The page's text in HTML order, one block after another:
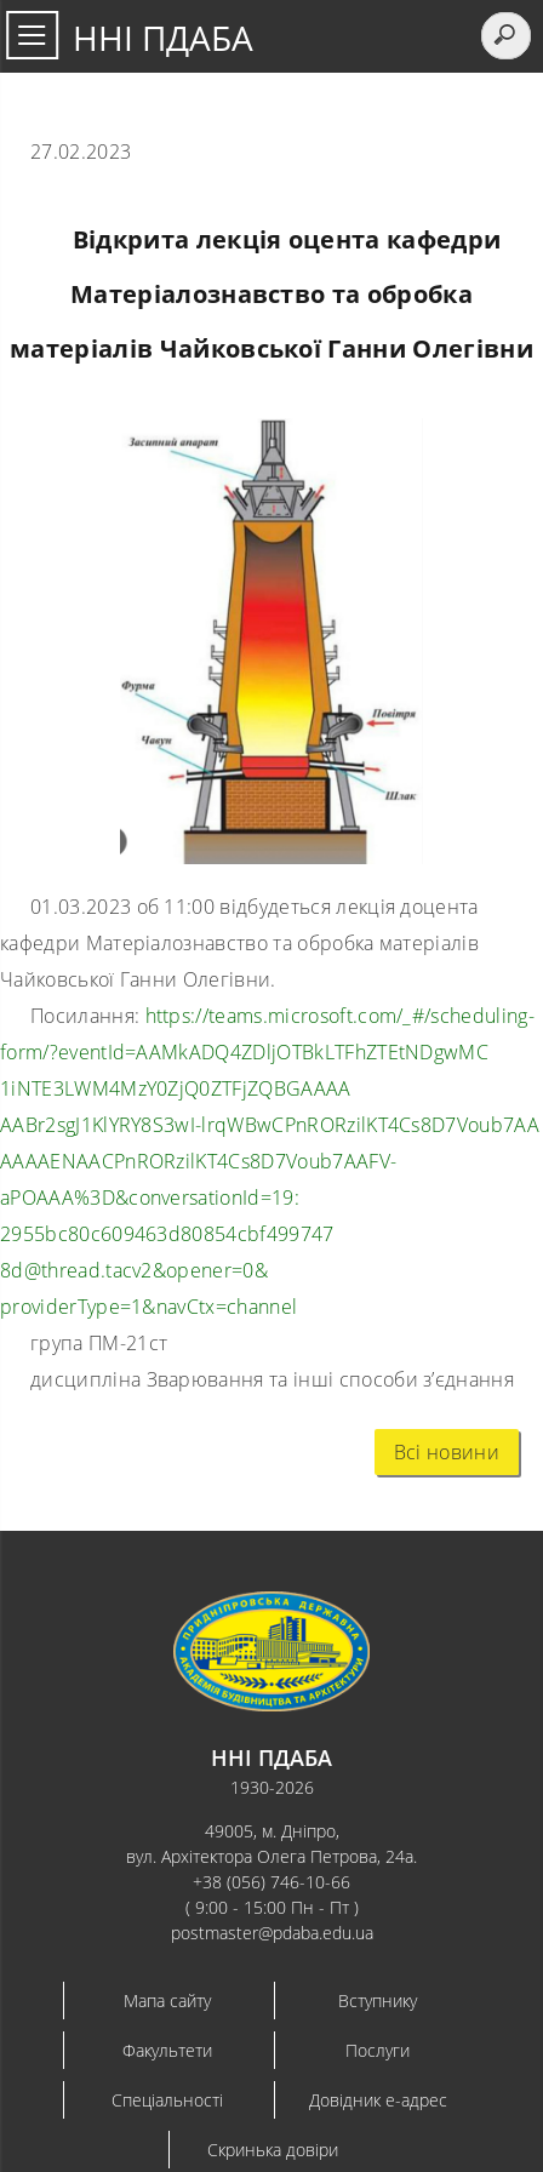
ННІ ПДАБА
27.02.2023
Відкрита лекція оцента кафедри
Матеріалознавство та обробка
матеріалів Чайковської Ганни Олегівни
01.03.2023 об 11:00 відбудеться лекція доцента
кафедри Матеріалознавство та обробка матеріалів
Чайковської Ганни Олегівни.
Посилання: https://teams.microsoft.com/_#/scheduling-
form/?eventId=AAMkADQ4ZDljOTBkLTFhZTEtNDgwMC
1iNTE3LWM4MzY0ZjQ0ZTFjZQBGAAAA
AABr2sgJ1KlYRY8S3wI-lrqWBwCPnRORzilKT4Cs8D7Voub7AA
AAAAENAACPnRORzilKT4Cs8D7Voub7AAFV-
aPOAAA%3D&conversationId=19:
2955bc80c609463d80854cbf499747
8d@thread.tacv2&opener=0&
providerType=1&navCtx=channel
група ПМ-21ст
дисципліна Зварювання та інші способи з’єднання
Всі новини
ННІ ПДАБА
1930-2026
49005, м. Дніпро,
вул. Архітектора Олега Петрова, 24а.
+38 (056) 746-10-66
( 9:00 - 15:00 Пн - Пт )
postmaster@pdaba.edu.ua
Мапа сайту Вступнику
Факультети Послуги
Спеціальності Довідник e-адрес
Скринька довіри